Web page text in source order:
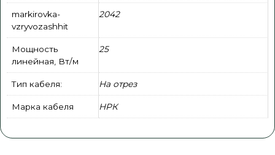
markirovka-
vzryvozashhit
2042
Мощность
линейная, Вт/м
25
Тип кабеля: На отрез
Марка кабеля НРК